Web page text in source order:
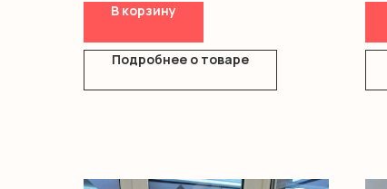
В корзину
Подробнее о товаре